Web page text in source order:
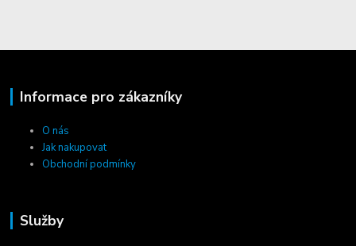
Informace pro zákazníky
O nás
Jak nakupovat
Obchodní podmínky
Služby